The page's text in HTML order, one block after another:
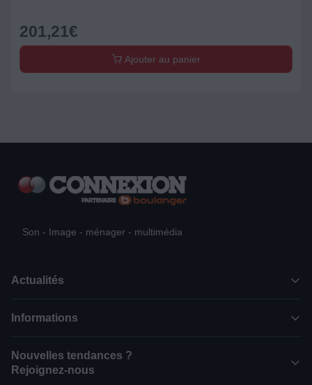
201,21€
Ajouter au panier
Son - Image - ménager - multimédia
Actualités
Informations
Nouvelles tendances ?
Rejoignez-nous